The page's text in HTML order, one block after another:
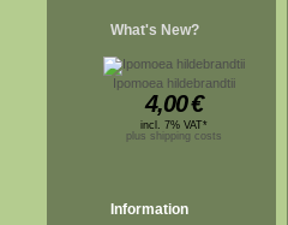
What's New?
Ipomoea hildebrandtii
4,00€
incl. 7% VAT*
plus shipping costs
Information